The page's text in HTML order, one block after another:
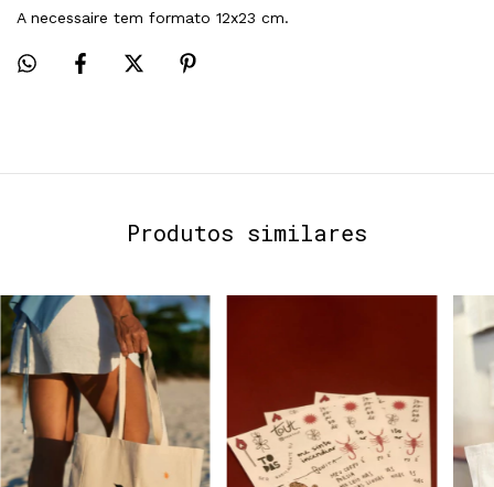
A necessaire tem formato 12x23 cm.
Produtos similares